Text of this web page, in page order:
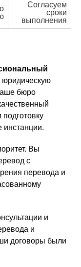
Согласуем
сроки
выполнения
юридическую
бюро
инстанции.
Вы
с
перевода и
и
и
договоры были